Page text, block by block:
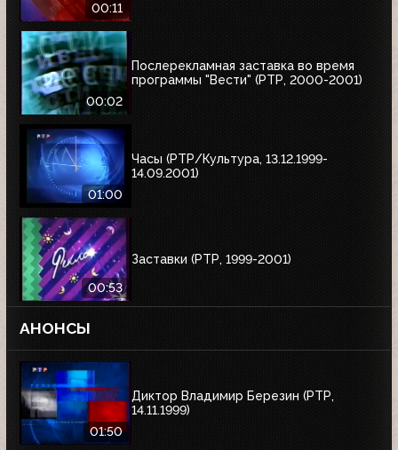
00:11
00:02
Послерекламная заставка во время
программы "Вести" (РТР, 2000-2001)
01:00
Часы (РТР/Культура, 13.12.1999-
14.09.2001)
00:53
Заставки (РТР, 1999-2001)
АНОНСЫ
01:50
Диктор Владимир Березин (РТР,
14.11.1999)